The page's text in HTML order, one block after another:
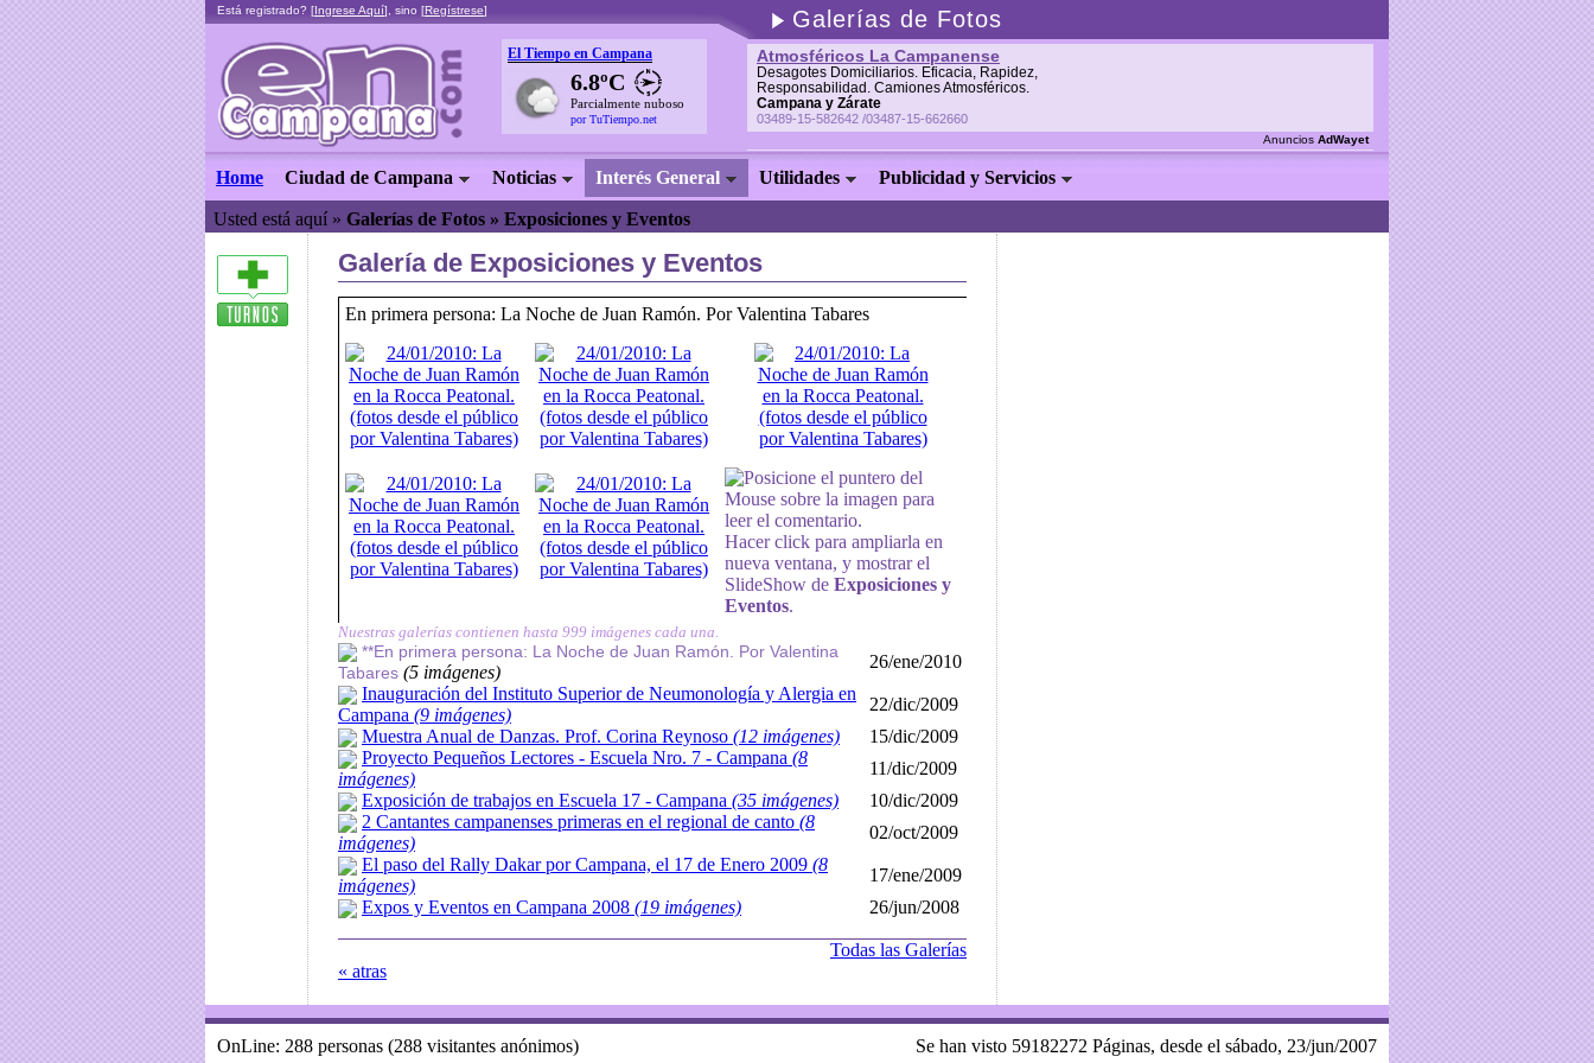
Está registrado? [Ingrese Aquí], sino [Regístrese] Galerías de Fotos
Atmosféricos La Campanense
Desagotes Domiciliarios. Eficacia, Rapidez,
Responsabilidad. Camiones Atmosféricos.
Campana y Zárate
03489-15-582642 /03487-15-662660
Anuncios AdWayet
El Tiempo en Campana
6.8ºC
Parcialmente nuboso
por TuTiempo.net
Home Ciudad de Campana Noticias Interés General Utilidades Publicidad y Servicios
Usted está aquí » Galerías de Fotos » Exposiciones y Eventos
Galería de Exposiciones y Eventos
En primera persona: La Noche de Juan Ramón. Por Valentina Tabares
Posicione el puntero del
Mouse sobre la imagen para
leer el comentario.
Hacer click para ampliarla en
nueva ventana, y mostrar el
SlideShow de Exposiciones y
Eventos.
Nuestras galerías contienen hasta 999 imágenes cada una.
**En primera persona: La Noche de Juan Ramón. Por Valentina
Tabares (5 imágenes)
26/ene/2010
Inauguración del Instituto Superior de Neumonología y Alergia en
Campana (9 imágenes)
22/dic/2009
Muestra Anual de Danzas. Prof. Corina Reynoso (12 imágenes)
15/dic/2009
Proyecto Pequeños Lectores - Escuela Nro. 7 - Campana (8
imágenes)
11/dic/2009
Exposición de trabajos en Escuela 17 - Campana (35 imágenes)
10/dic/2009
2 Cantantes campanenses primeras en el regional de canto (8
imágenes)
02/oct/2009
El paso del Rally Dakar por Campana, el 17 de Enero 2009 (8
imágenes)
17/ene/2009
Expos y Eventos en Campana 2008 (19 imágenes) 26/jun/2008
Todas las Galerías
« atras
Se han visto 59182272 Páginas, desde el sábado, 23/jun/2007
OnLine: 288 personas (288 visitantes anónimos)